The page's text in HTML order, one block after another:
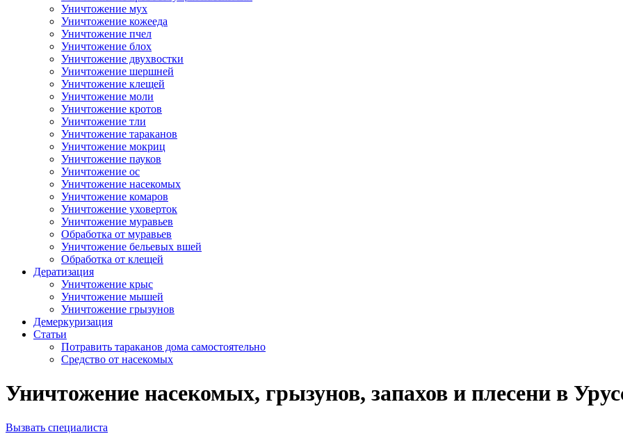
Уничтожение мух
Уничтожение кожееда
Уничтожение пчел
Уничтожение блох
Уничтожение двухвостки
Уничтожение шершней
Уничтожение клещей
Уничтожение моли
Уничтожение кротов
Уничтожение тли
Уничтожение тараканов
Уничтожение мокриц
Уничтожение пауков
Уничтожение ос
Уничтожение насекомых
Уничтожение комаров
Уничтожение уховерток
Уничтожение муравьев
Обработка от муравьев
Уничтожение бельевых вшей
Обработка от клещей
Дератизация
Уничтожение крыс
Уничтожение мышей
Уничтожение грызунов
Демеркуризация
Статьи
Потравить тараканов дома самостоятельно
Средство от насекомых
Уничтожение насекомых, грызунов, запахов и плесени в
Вызвать специалиста